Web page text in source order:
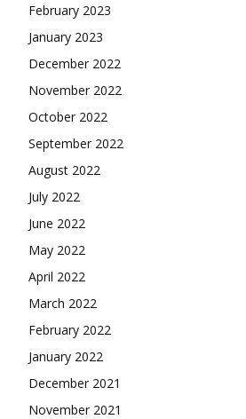
February 2023
January 2023
December 2022
November 2022
October 2022
September 2022
August 2022
July 2022
June 2022
May 2022
April 2022
March 2022
February 2022
January 2022
December 2021
November 2021